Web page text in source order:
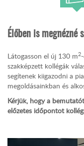
Élőben is
Látogasson el új 130 m2
szakképzett kollégák
segítenek kiigazodni a
megoldásainkban és
Kérjük, hogy a
előzetes időpontot